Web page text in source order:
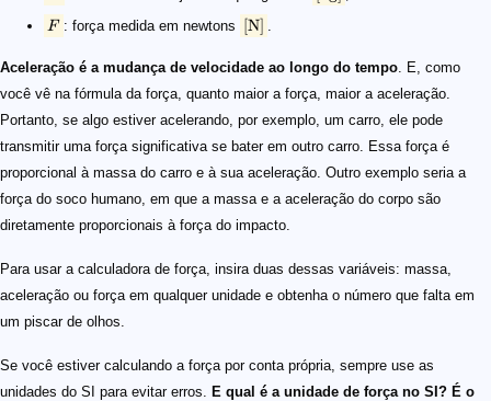
F : força medida em newtons [N] .
Aceleração é a mudança de velocidade ao longo do tempo. E, como
você vê na fórmula da força, quanto maior a força, maior a aceleração.
Portanto, se algo estiver acelerando, por exemplo, um carro, ele pode
transmitir uma força significativa se bater em outro carro. Essa força é
proporcional à massa do carro e à sua aceleração. Outro exemplo seria a
força do soco humano, em que a massa e a aceleração do corpo são
diretamente proporcionais à força do impacto.
Para usar a calculadora de força, insira duas dessas variáveis: massa,
aceleração ou força em qualquer unidade e obtenha o número que falta em
um piscar de olhos.
Se você estiver calculando a força por conta própria, sempre use as
unidades do SI para evitar erros. E qual é a unidade de força no SI? É o